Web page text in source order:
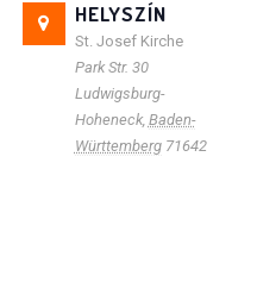
HELYSZÍN
St. Josef Kirche
Park Str. 30
Ludwigsburg-
Hoheneck, Baden-
Württemberg 71642